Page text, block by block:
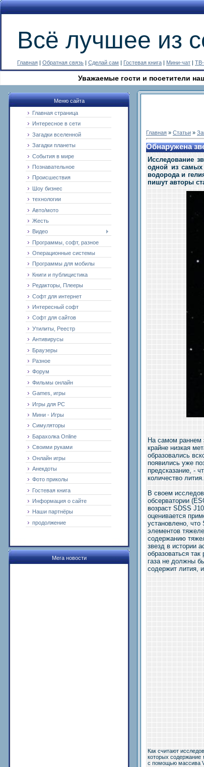
Всё лучшее из
Главная | Обратная связь | Сделай сам | Гостевая книга | Мини-чат |
Уважаемые гости и посетители нашего
Меню сайта
Главная страница
Интересное в сети
Загадки вселенной
Загадки планеты
События в мире
Познавательное
Происшествия
Шоу бизнес
технологии
Авто/мото
Жесть
Видео
Программы, софт, разное
Операционные системы
Программы для мобилы
Книги и публицистика
Редакторы, Плееры
Софт для интернет
Интересный софт
Софт для сайтов
Утилиты, Реестр
Антивирусы
Браузеры
Разное
Форум
Фильмы онлайн
Games, игры
Игры для PC
Мини - Игры
Симуляторы
Барахолка Online
Своими руками
Онлайн игры
Анекдоты
Фото приколы
Гостевая книга
Информация о сайте
Наши партнёры
продолжение
Мега новости
Главная » Статьи »
Обнаружена
Исследование
одной из самых
водорода и
пишут авторы
На самом раннем
крайне низкая
образовались
появились уже
предсказание, -
количество лития.
В своем
обсерватории
возраст SDSS
оценивается
установлено,
элементов
содержанию
звезд в истории
образоваться
газа не должны
содержит лития,
Как считают
которых
с помощью массива